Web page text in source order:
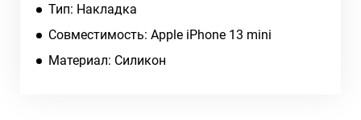
Тип: Накладка
Совместимость: Apple iPhone 13 mini
Материал: Силикон